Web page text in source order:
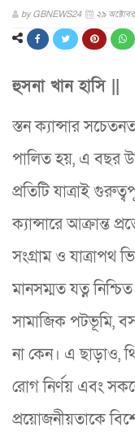
byGBNEWS24 ২৯
হুসনা খান হাসি ||
স্তন ক্যান্সার
পালিত হয়, এ বছর
প্রতিটি যাত্রাই
ক্যান্সারে আক্রান্ত
সংগ্রাম ও যাত্রাপথ
মানসম্মত যত্ন
সামাজিক পটভূমি,
না কেন। এ ছাড়াও,
রোগ নির্ণয় এবং
প্রয়োজনীয়তাকে